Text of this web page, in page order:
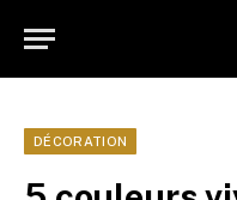
DÉCORATION